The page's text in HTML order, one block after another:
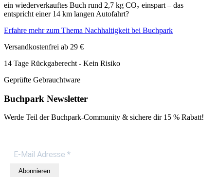
ein wiederverkauftes Buch rund 2,7 kg CO₂ einspart – das
entspricht einer 14 km langen Autofahrt?
Erfahre mehr zum Thema Nachhaltigkeit bei Buchpark
Versandkostenfrei ab 29 €
14 Tage Rückgaberecht - Kein Risiko
Geprüfte Gebrauchtware
Buchpark Newsletter
Werde Teil der Buchpark-Community & sichere dir 15 % Rabatt!
Abonnieren